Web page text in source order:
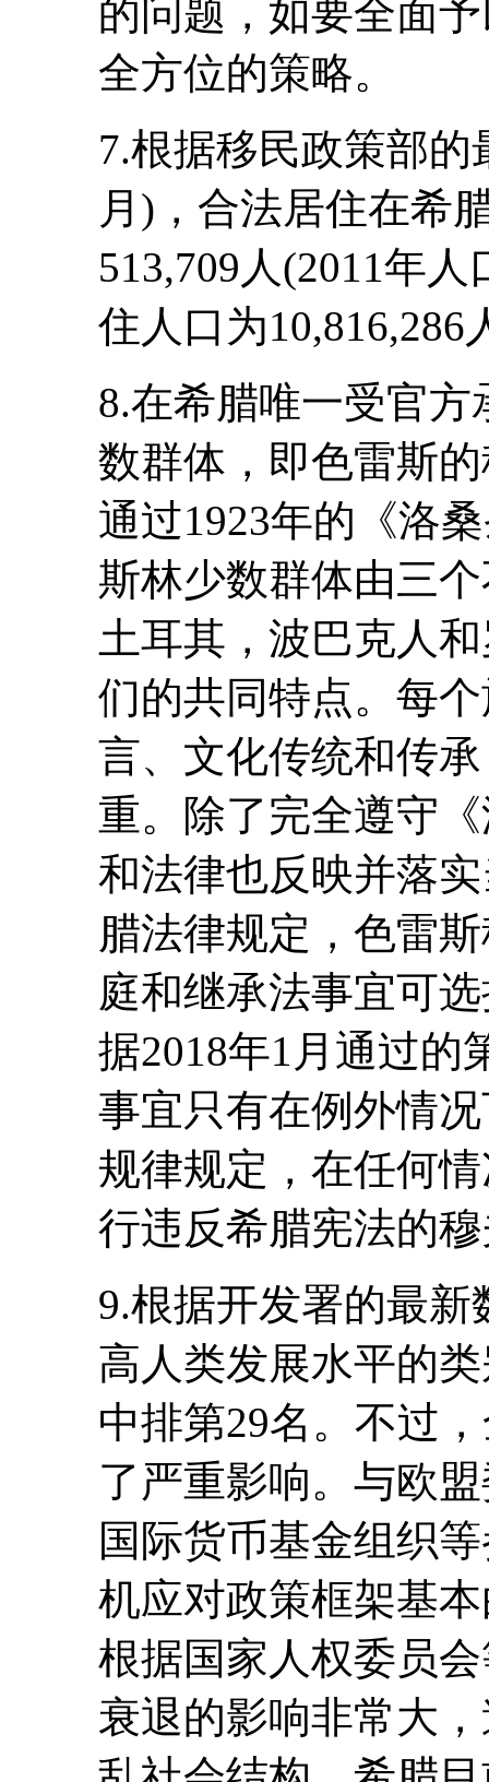
的问题，如要全面
全方位的策略。
7.根据移民政策部的
月)，合法居住在希
513,709人(2011年
住人口为10,816,286
8.在希腊唯一受官
数群体，即色雷斯
通过1923年的《洛
斯林少数群体由三
土耳其，波巴克人
们的共同特点。每
言、文化传统和传
重。除了完全遵守
和法律也反映并落
腊法律规定，色雷
庭和继承法事宜可
据2018年1月通过的
事宜只有在例外情
规律规定，在任何
行违反希腊宪法的
9.根据开发署的最新
高人类发展水平的
中排第29名。不过
了严重影响。与欧
国际货币基金组织
机应对政策框架基
根据国家人权委员
衰退的影响非常大